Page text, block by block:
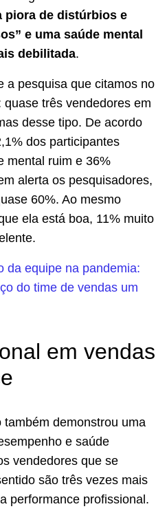
piora de distúrbios e
e uma saúde mental
debilitada.
a pesquisa que citamos no
três vendedores em
desse tipo. De acordo
dos participantes
mental ruim e 36%
alerta os pesquisadores,
60%. Ao mesmo
ela está boa, 11% muito
da equipe na pandemia:
do time de vendas um
em vendas
demonstrou uma
e saúde
vendedores que se
são três vezes mais
performance profissional.